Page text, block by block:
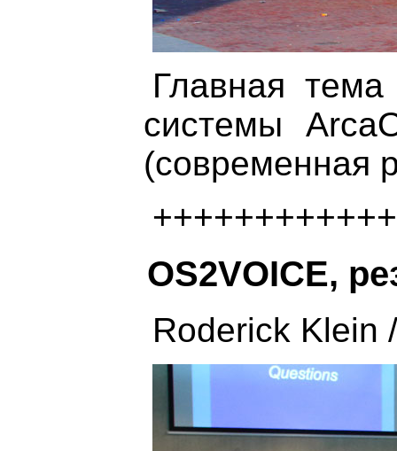
Главная
системы
(современная
OS2VOICE,
Roderick Klein